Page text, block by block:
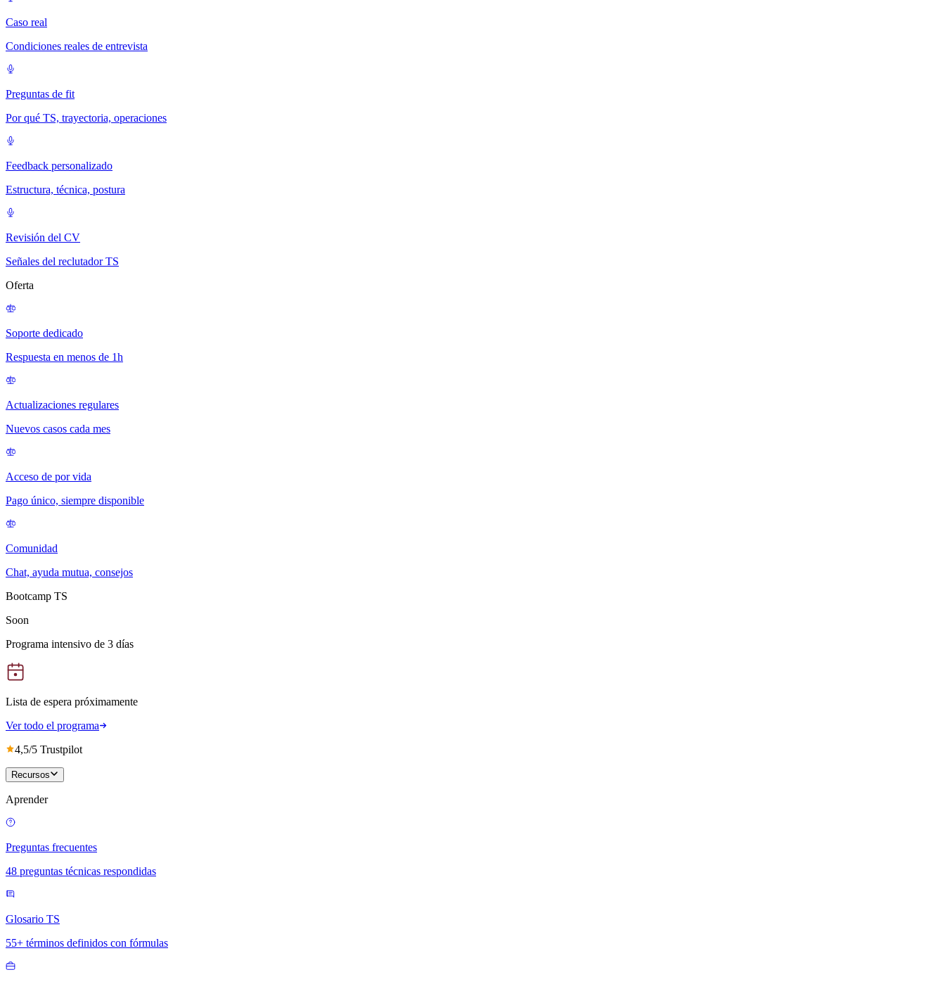
Caso real
Condiciones reales de entrevista
Preguntas de fit
Por qué TS, trayectoria, operaciones
Feedback personalizado
Estructura, técnica, postura
Revisión del CV
Señales del reclutador TS
Oferta
Soporte dedicado
Respuesta en menos de 1h
Actualizaciones regulares
Nuevos casos cada mes
Acceso de por vida
Pago único, siempre disponible
Comunidad
Chat, ayuda mutua, consejos
Bootcamp TS
Soon
Programa intensivo de 3 días
Lista de espera próximamente
Ver todo el programa
4,5/5 Trustpilot
Recursos
Aprender
Preguntas frecuentes
48 preguntas técnicas respondidas
Glosario TS
55+ términos definidos con fórmulas